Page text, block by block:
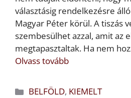
választásig rendelkezésre
Magyar Péter körül. A tiszás
szembesülhet azzal, amit az
megtapasztaltak. Ha nem
Olvass tovább
Kategória
BELFÖLD, KIEMELT